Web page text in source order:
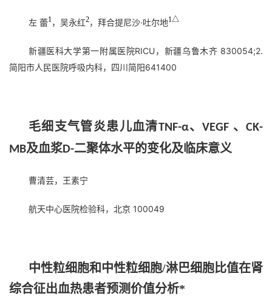
左 蕾1 ，吴永红2，拜合提尼沙·吐尔地1△
新疆医科大学第一附属医院RICU，新疆乌鲁木齐 830054;2.
简阳市人民医院呼吸内科，四川简阳641400
毛细支气管炎患儿血清TNF-α、VEGF 、CK-
MB及血浆D-二聚体水平的变化及临床意义
曹清芸，王素宁
航天中心医院检验科，北京 100049
中性粒细胞和中性粒细胞/淋巴细胞比值在肾
综合征出血热患者预测价值分析*